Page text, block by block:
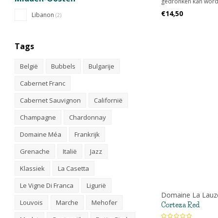
Libanon (2)
Tags
België Bubbels
Bulgarije
Cabernet Franc
Cabernet Sauvignon
Californië
Champagne
Chardonnay
Domaine Méa
Frankrijk
Grenache
Italië
Jazz
Klassiek
La Casetta
Le Vigne Di Franca
Ligurië
Louvois
Marche
Mehofer
bushvines uit
€14,50
Domaine La
Corteza Red